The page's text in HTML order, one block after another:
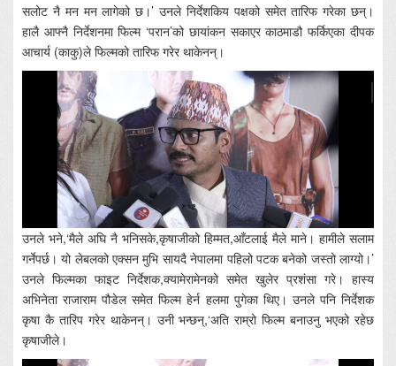
सलोट नै मन मन लागेको छ।’ उनले निर्देशकिय पक्षको समेत तारिफ गरेका छन्।
हालै आफ्नै निर्देशनमा फिल्म ‘परान’को छायांकन सकाएर काठमाडौ फर्किएका दीपक
आचार्य (काकु)ले फिल्मको तारिफ गरेर थाकेनन्।
उनले भने,‘मैले अघि नै भनिसके,कृषाजीको हिम्मत,आँटलाई मैले माने। हामीले सलाम
गर्नेपर्छ। यो लेबलको एक्सन मुभि सायदै नेपालमा पहिलो पटक बनेको जस्तो लाग्यो।’
उनले फिल्मका फाइट निर्देशक,क्यामेरामेनको समेत खुलेर प्रशंसा गरे। हास्य
अभिनेता राजाराम पौडेल समेत फिल्म हेर्न हलमा पुगेका थिए। उनले पनि निर्देशक
कृषा कै तारिप गरेर थाकेनन्। उनी भन्छन्,‘अति राम्रो फिल्म बनाउनु भएको रहेछ
कृषाजीले।